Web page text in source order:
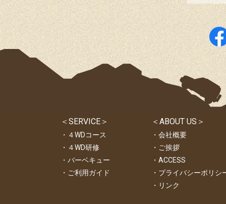
＜SERVICE＞
・４WDコース
・４WD研修
・バーベキュー
・ご利用ガイド
＜ABOUT US＞
・会社概要
・ご挨拶
・ACCESS
・プライバシーポリシ
・リンク